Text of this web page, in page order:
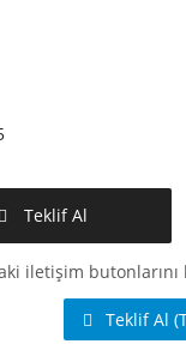
Teklif Al
iletişim butonlarını
Teklif Al